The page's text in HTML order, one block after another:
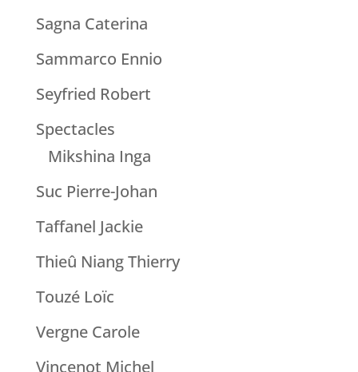
Sagna Caterina
Sammarco Ennio
Seyfried Robert
Spectacles
Mikshina Inga
Suc Pierre-Johan
Taffanel Jackie
Thieû Niang Thierry
Touzé Loïc
Vergne Carole
Vincenot Michel